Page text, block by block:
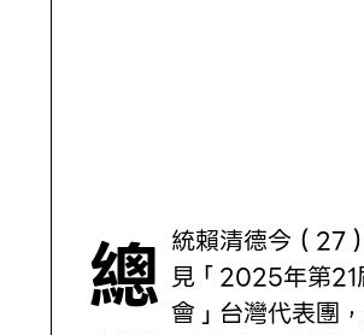
總統賴清德今（27）日上午在總統府接 見「2025年第21
會」台灣代表團